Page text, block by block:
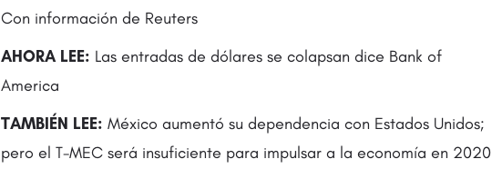
Con información de Reuters
AHORA LEE: Las entradas de dólares se colapsan dice Bank of
America
TAMBIÉN LEE: México aumentó su dependencia con Estados Unidos;
pero el T-MEC será insuficiente para impulsar a la economía en 2020